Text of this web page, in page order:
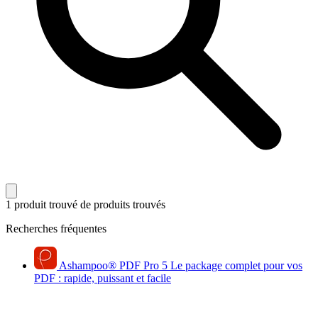
1 produit trouvé de produits trouvés
Recherches fréquentes
Ashampoo® PDF Pro 5 Le package complet pour vos
PDF : rapide, puissant et facile